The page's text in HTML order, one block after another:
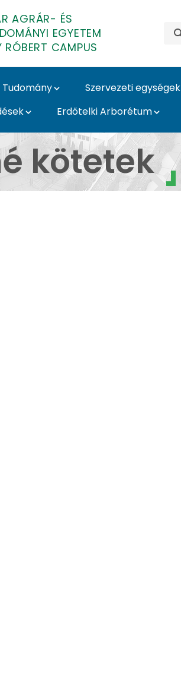
AGRÁR- ÉS
EGYETEM
RÓBERT CAMPUS
Tudomány
Szervezeti egységek
Erdőtelki Arborétum
Campus
kötetek